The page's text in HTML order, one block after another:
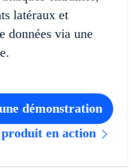
latéraux et
données via une
démonstration
en action